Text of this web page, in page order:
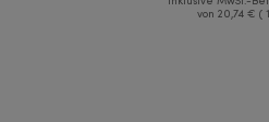
von 20,74 € (